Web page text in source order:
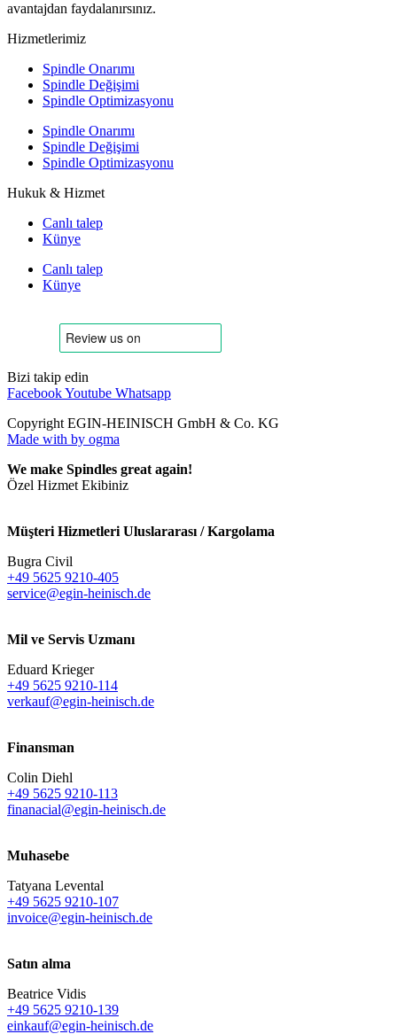
avantajdan faydalanırsınız.
Hizmetlerimiz
Spindle Onarımı
Spindle Değişimi
Spindle Optimizasyonu
Spindle Onarımı
Spindle Değişimi
Spindle Optimizasyonu
Hukuk & Hizmet
Canlı talep
Künye
Canlı talep
Künye
Bizi takip edin
FacebookYoutube Whatsapp
Copyright EGIN-HEINISCH GmbH & Co. KG
Made with by ogma
We make Spindles great again!
Özel Hizmet Ekibiniz
Müşteri Hizmetleri Uluslararası / Kargolama
Bugra Civil
+49 5625 9210-405
service@egin-heinisch.de
Mil ve Servis Uzmanı
Eduard Krieger
+49 5625 9210-114
verkauf@egin-heinisch.de
Finansman
Colin Diehl
+49 5625 9210-113
finanacial@egin-heinisch.de
Muhasebe
Tatyana Levental
+49 5625 9210-107
invoice@egin-heinisch.de
Satın alma
Beatrice Vidis
+49 5625 9210-139
einkauf@egin-heinisch.de